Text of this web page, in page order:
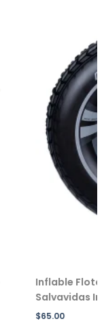
Inflable
Salvavidas
$65.00